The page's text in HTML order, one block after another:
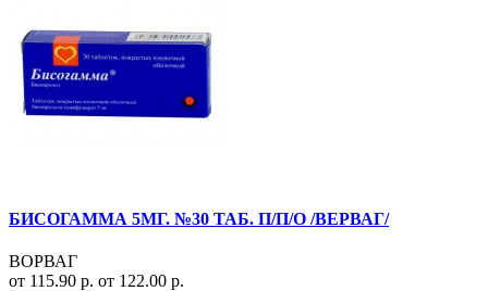
БИСОГАММА 5МГ. №30 ТАБ. П/П/О /ВЕРВАГ/
ВОРВАГ
от 115.90 р. от 122.00 р.